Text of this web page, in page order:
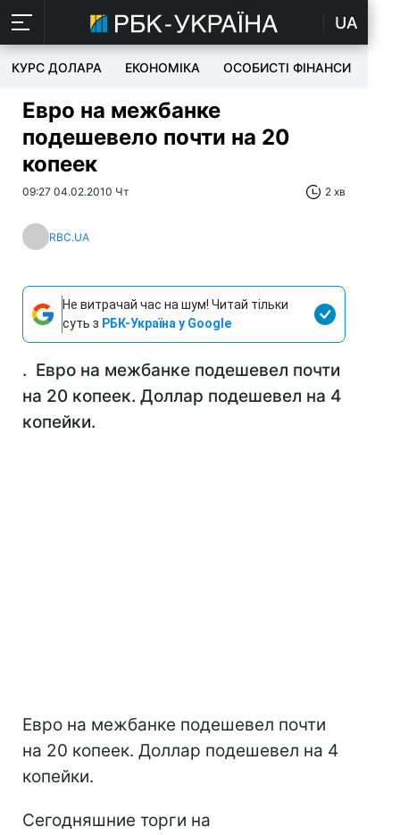
UA
КУРС ДОЛАРА ЕКОНОМІКА ОСОБИСТІ ФІНАНСИ
Евро на межбанке
подешевело почти на 20
копеек
09:27 04.02.2010 Чт 2 хв
RBC.UA
Не витрачай час на шум! Читай тільки
суть з РБК-Україна у Google
. Евро на межбанке подешевел почти
на 20 копеек. Доллар подешевел на 4
копейки.
Евро на межбанке подешевел почти
на 20 копеек. Доллар подешевел на 4
копейки.
Сегодняшние торги на